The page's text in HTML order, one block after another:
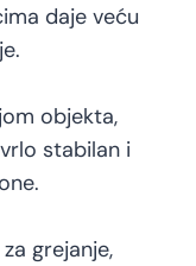
daje veću
objekta,
stabilan i
grejanje,